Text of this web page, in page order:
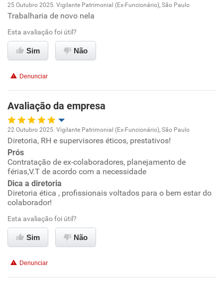
Oportunidade de promoção
Ambiente de trabalho
Benefícios
Recomenda esta empresa
Recomenda a diretoria
25 Outubro 2025. Vigilante Patrimonial (Ex-Funcionário), São Paulo
Trabalharia de novo nela
Esta avaliação foi útil?
Sim Não
Denunciar
Avaliação da empresa
Oportunidade de promoção
Ambiente de trabalho
Conciliação com a vida familiar
Benefícios
Recomenda esta empresa
22 Outubro 2025. Vigilante Patrimonial (Ex-Funcionário), São Paulo
Diretoria, RH e supervisores éticos, prestativos!
Prós
Contratação de ex-colaboradores, planejamento de
férias,V.T de acordo com a necessidade
Dica a diretoria
Diretoria ética , profissionais voltados para o bem estar do
colaborador!
Esta avaliação foi útil?
Sim Não
Denunciar